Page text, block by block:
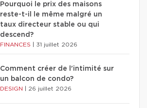
Pourquoi le prix des maisons
reste-t-il le même malgré un
taux directeur stable ou qui
descend?
FINANCES 31 juillet 2026
Comment créer de l'intimité sur
un balcon de condo?
DESIGN 26 juillet 2026